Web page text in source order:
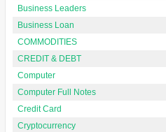
Business Leaders
Business Loan
COMMODITIES
CREDIT & DEBT
Computer
Computer Full Notes
Credit Card
Cryptocurrency